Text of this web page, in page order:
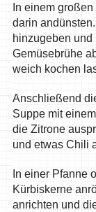
In einem
darin
hinzugeben und
Gemüsebrühe
weich kochen
Anschließend
Suppe mit
die Zitrone
und etwas Chili
In einer Pfanne
Kürbiskerne
anrichten und